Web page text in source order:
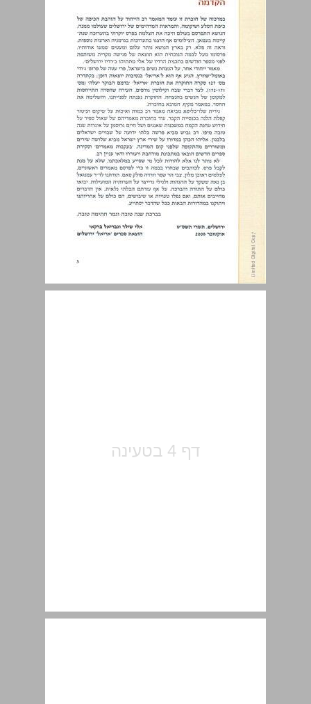
תוכן עניינים ... 5
'כנרית' על גג כיפת הזהב בירושלים ... 6